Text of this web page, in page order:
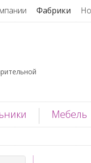
Фабрики
Мебель